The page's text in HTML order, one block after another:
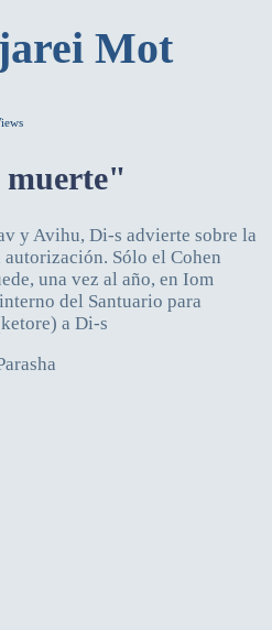
Mot
muerte"
y Avihu, Di-s advierte sobre la
Sólo el Cohen
una vez al año, en Iom
del Santuario para
a Di-s